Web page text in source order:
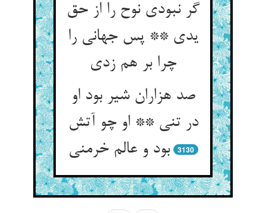
گر نبودی نوح را از حق
یدی ** پس جهانی را
صد هزاران شیر بود او
در تنی ** او چو آتش
بود و عالم خرمنی‌‌
3130